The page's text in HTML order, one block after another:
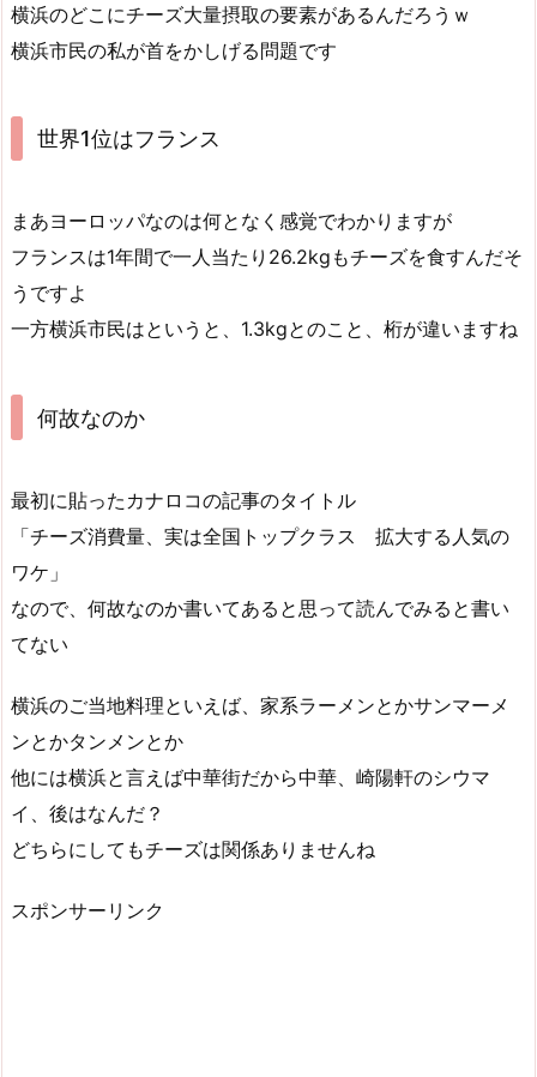
横浜のどこにチーズ大量摂取の要素があるんだろうｗ
横浜市民の私が首をかしげる問題です
世界1位はフランス
まあヨーロッパなのは何となく感覚でわかりますが
フランスは1年間で一人当たり26.2kgもチーズを食すんだそ
うですよ
一方横浜市民はというと、1.3kgとのこと、桁が違いますね
何故なのか
最初に貼ったカナロコの記事のタイトル
「チーズ消費量、実は全国トップクラス 拡大する人気の
ワケ」
なので、何故なのか書いてあると思って読んでみると書い
てない
横浜のご当地料理といえば、家系ラーメンとかサンマーメ
ンとかタンメンとか
他には横浜と言えば中華街だから中華、崎陽軒のシウマ
イ、後はなんだ？
どちらにしてもチーズは関係ありませんね
スポンサーリンク